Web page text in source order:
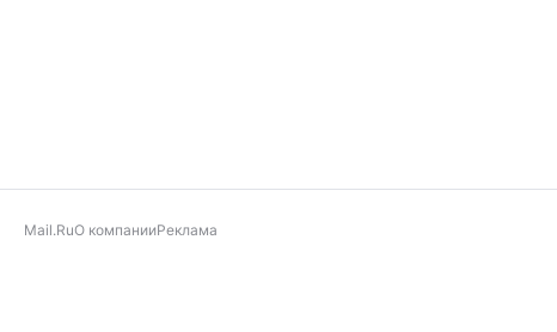
Mail.RuО компанииРеклама